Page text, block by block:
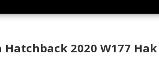
2020 W177